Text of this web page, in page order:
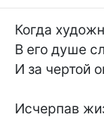
Когда
В его душе
И за чертой
Исчерпав